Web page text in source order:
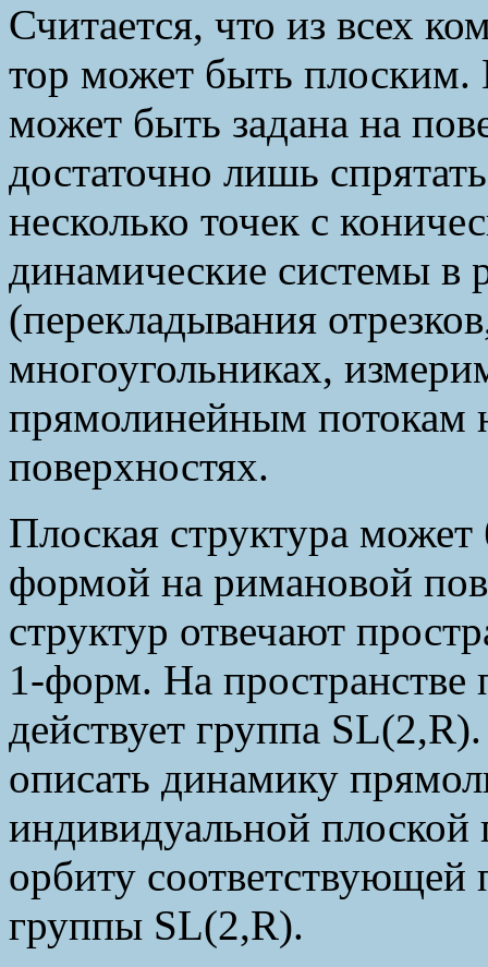
Считается, что из всех
тор может быть плоским.
может быть задана на
достаточно лишь
несколько точек с
динамические системы в
(перекладывания
многоугольниках,
прямолинейным потокам
поверхностях.
Плоская структура
формой на римановой
структур отвечают
1-форм. На пространстве
действует группа
описать динамику
индивидуальной плоской
орбиту соответствующей
группы SL(2,R).